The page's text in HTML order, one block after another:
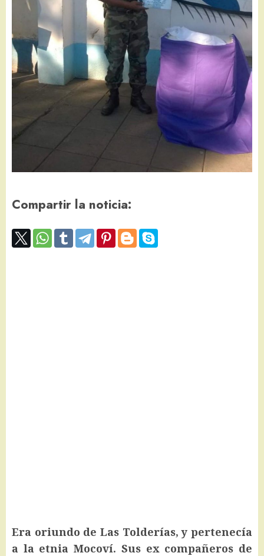
Compartir la noticia:
Era oriundo de Las Tolderías, y pertenecía
a la etnia Mocoví. Sus ex compañeros de